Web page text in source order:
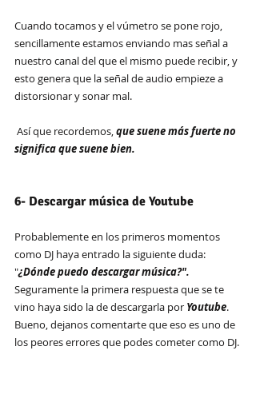
Cuando tocamos y el vúmetro se pone rojo,
sencillamente estamos enviando mas señal a
nuestro canal del que el mismo puede recibir, y
esto genera que la señal de audio empieze a
distorsionar y sonar mal.
Así que recordemos, que suene más fuerte no
significa que suene bien.
6- Descargar música de Youtube
Probablemente en los primeros momentos
como DJ haya entrado la siguiente duda:
"¿Dónde puedo descargar música?".
Seguramente la primera respuesta que se te
vino haya sido la de descargarla por Youtube.
Bueno, dejanos comentarte que eso es uno de
los peores errores que podes cometer como DJ.